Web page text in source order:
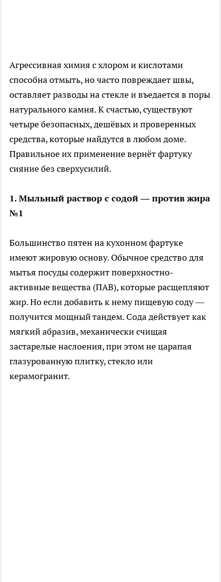
Агрессивная химия с хлором и кислотами
способна отмыть, но часто повреждает швы,
оставляет разводы на стекле и въедается в поры
натурального камня. К счастью, существуют
четыре безопасных, дешёвых и проверенных
средства, которые найдутся в любом доме.
Правильное их применение вернёт фартуку
сияние без сверхусилий.
1. Мыльный раствор с содой — против жира
№1
Большинство пятен на кухонном фартуке
имеют жировую основу. Обычное средство для
мытья посуды содержит поверхностно-
активные вещества (ПАВ), которые расщепляют
жир. Но если добавить к нему пищевую соду —
получится мощный тандем. Сода действует как
мягкий абразив, механически счищая
застарелые наслоения, при этом не царапая
глазурованную плитку, стекло или
керамогранит.